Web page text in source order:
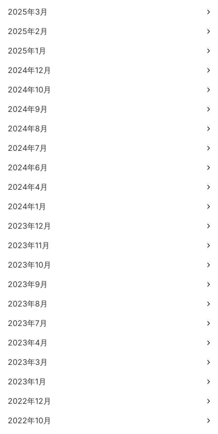
2025年3月
2025年2月
2025年1月
2024年12月
2024年10月
2024年9月
2024年8月
2024年7月
2024年6月
2024年4月
2024年1月
2023年12月
2023年11月
2023年10月
2023年9月
2023年8月
2023年7月
2023年4月
2023年3月
2023年1月
2022年12月
2022年10月